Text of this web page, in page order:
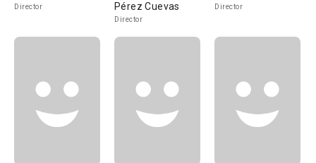
Director
Pérez Cuevas
Director
Director